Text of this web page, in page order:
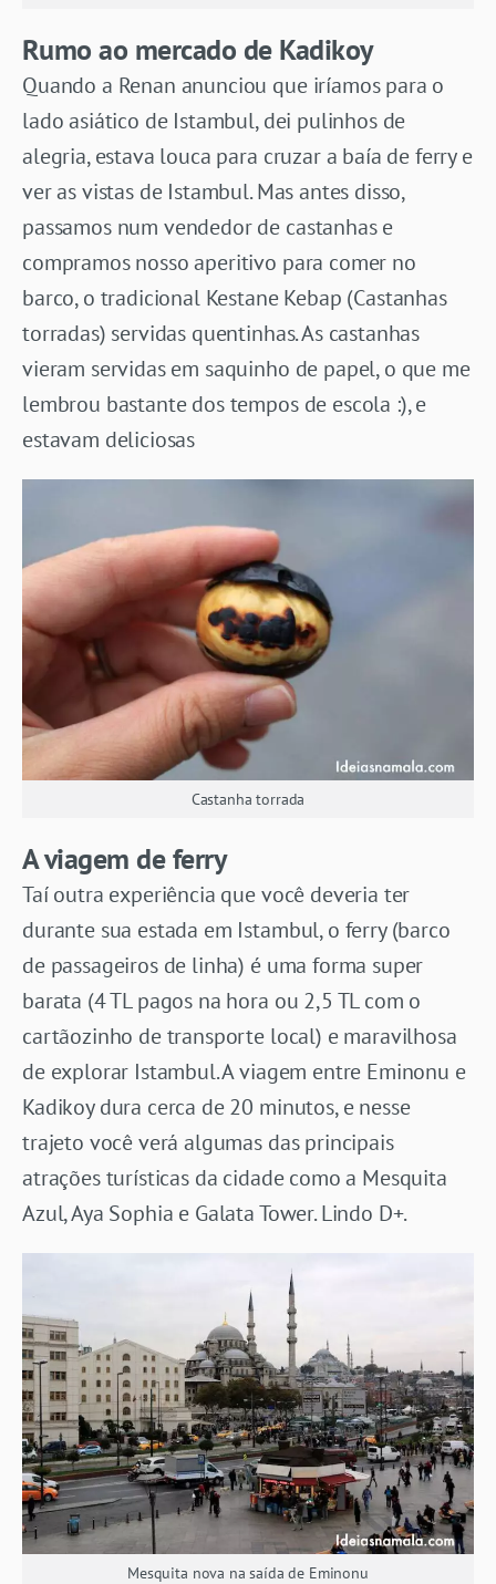
Rumo ao mercado de Kadikoy
Quando a Renan anunciou que iríamos para o
lado asiático de Istambul, dei pulinhos de
alegria, estava louca para cruzar a baía de ferry e
ver as vistas de Istambul. Mas antes disso,
passamos num vendedor de castanhas e
compramos nosso aperitivo para comer no
barco, o tradicional Kestane Kebap (Castanhas
torradas) servidas quentinhas. As castanhas
vieram servidas em saquinho de papel, o que me
lembrou bastante dos tempos de escola :), e
estavam deliciosas
Castanha torrada
A viagem de ferry
Taí outra experiência que você deveria ter
durante sua estada em Istambul, o ferry (barco
de passageiros de linha) é uma forma super
barata (4 TL pagos na hora ou 2,5 TL com o
cartãozinho de transporte local) e maravilhosa
de explorar Istambul. A viagem entre Eminonu e
Kadikoy dura cerca de 20 minutos, e nesse
trajeto você verá algumas das principais
atrações turísticas da cidade como a Mesquita
Azul, Aya Sophia e Galata Tower. Lindo D+.
Mesquita nova na saída de Eminonu